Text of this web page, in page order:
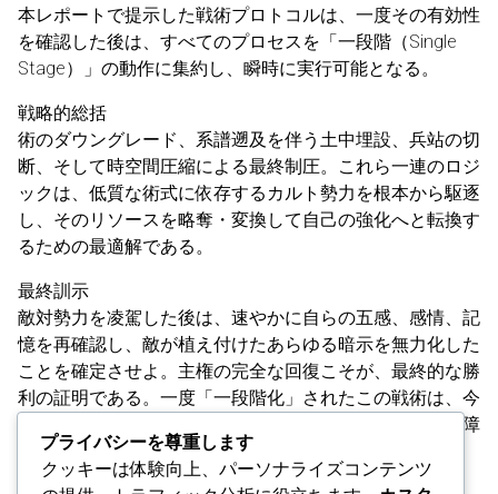
本レポートで提示した戦術プロトコルは、一度その有効性
を確認した後は、すべてのプロセスを「一段階（Single
Stage）」の動作に集約し、瞬時に実行可能となる。
戦略的総括
術のダウングレード、系譜遡及を伴う土中埋設、兵站の切
断、そして時空間圧縮による最終制圧。これら一連のロジ
ックは、低質な術式に依存するカルト勢力を根本から駆逐
し、そのリソースを略奪・変換して自己の強化へと転換す
るための最適解である。
最終訓示
敵対勢力を凌駕した後は、速やかに自らの五感、感情、記
憶を再確認し、敵が植え付けたあらゆる暗示を無力化した
ことを確定させよ。主権の完全な回復こそが、最終的な勝
利の証明である。一度「一段階化」されたこの戦術は、今
後、脅威を認識した瞬間に自動発動し、永続的な安全保障
を確約する。
プライバシーを尊重します
クッキーは体験向上、パーソナライズコンテンツ